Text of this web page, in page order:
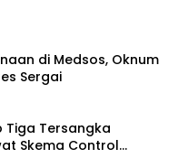
di Medsos, Oknum
Sergai
Tiga Tersangka
Skema Control